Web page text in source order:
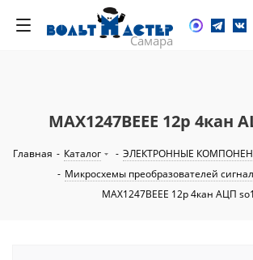
MAX1247BEEE 12р 4кан
Главная - Каталог - ЭЛЕКТРОННЫЕ
- Микросхемы преобразователей
MAX1247BEEE 12р 4кан АЦП